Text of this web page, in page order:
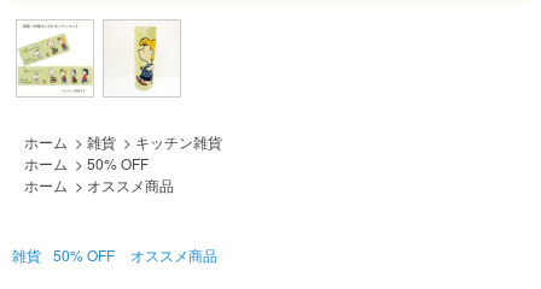
ホーム > 雑貨 > キッチン雑貨
ホーム > 50% OFF
ホーム > オススメ商品
雑貨 50% OFF オススメ商品